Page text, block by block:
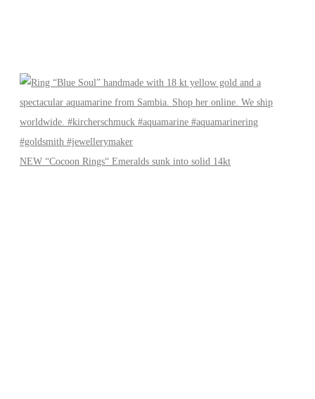
NEW “Cocoon Rings“ Emeralds sunk into solid 14kt